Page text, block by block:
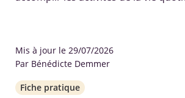
Mis à jour le 29/07/2026
Par Bénédicte Demmer
Fiche pratique